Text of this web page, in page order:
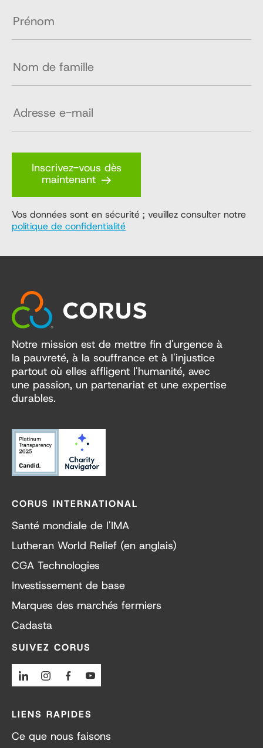
Inscrivez-vous dès
maintenant
Vos données sont en sécurité ; veuillez consulter notre
politique de confidentialité
Notre mission est de mettre fin d'urgence à
la pauvreté, à la souffrance et à l'injustice
partout où elles affligent l'humanité, avec
une passion, un partenariat et une expertise
durables.
CORUS INTERNATIONAL
Santé mondiale de l'IMA
Lutheran World Relief (en anglais)
CGA Technologies
Investissement de base
Marques des marchés fermiers
Cadasta
SUIVEZ CORUS
LinkedinInstagramFacebook
LIENS RAPIDES
Ce que nous faisons